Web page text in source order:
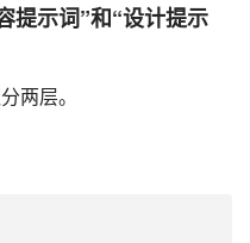
提示词”和“设计提示
两层。